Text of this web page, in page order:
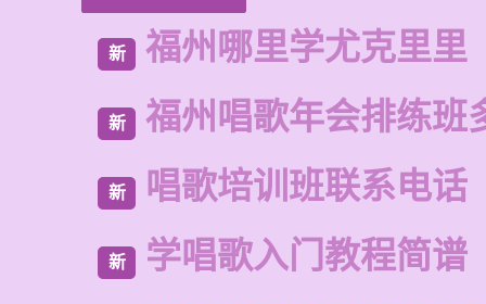
新 福州哪里学尤克里里
新 福州唱歌年会排练班
新 唱歌培训班联系电话
新 学唱歌入门教程简谱